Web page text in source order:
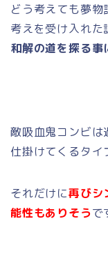
どう考えても夢
考えを受け入れた
和解の道を探る事
敵吸血鬼コンビは
仕掛けてくるタイ
それだけに再びシ
能性もありそうで